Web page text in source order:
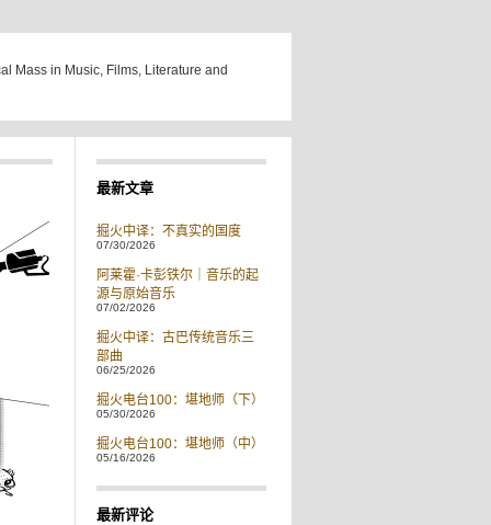
Mass in Music, Films, Literature and
最新文章
掘火中译：不真实的国度
07/30/2026
阿莱霍·卡彭铁尔｜音乐的起
源与原始音乐
07/02/2026
掘火中译：古巴传统音乐三
部曲
06/25/2026
掘火电台100：堪地师（下）
05/30/2026
掘火电台100：堪地师（中）
05/16/2026
最新评论